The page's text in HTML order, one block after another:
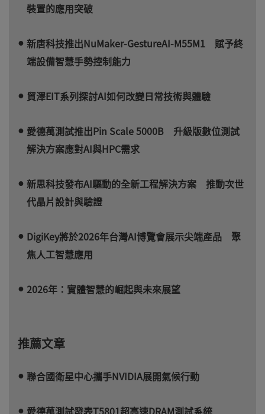
裝置的應用突破
新唐科技推出NuMaker-GestureAI-M55M1 賦予終
端設備智慧手勢控制能力
貿澤EIT系列探討AI如何改變日常技術與體驗
愛德萬測試推出Pin Scale 5000B 升級版數位測試
解決方案應對AI與HPC需求
新思科技發布AI驅動的全新工程解決方案 推動次世
代晶片設計與驗證
DigiKey將於2026年台灣AI博覽會展示尖端產品 聚
焦人工智慧應用
2026年：實體智慧的崛起與未來展望
推薦文章
聯合國衛星中心攜手NVIDIA展開氣候行動
愛德萬測試發表T5801超高速DRAM測試系統